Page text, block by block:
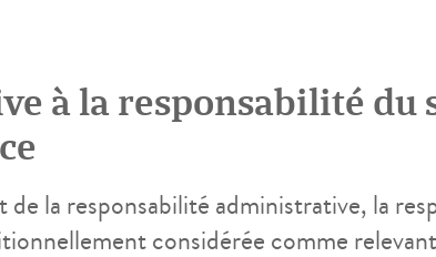
à la responsabilité du
la responsabilité administrative, la
considérée comme